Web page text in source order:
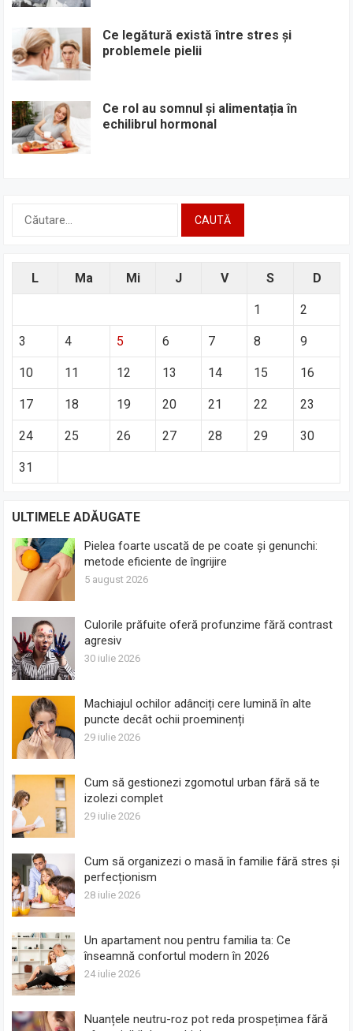
Ce legătură există între stres și
problemele pielii
Ce rol au somnul și alimentația în
echilibrul hormonal
L Ma Mi J V S D
1 2
3 4 5 6 7 8 9
10 11 12 13 14 15 16
17 18 19 20 21 22 23
24 25 26 27 28 29 30
31
ULTIMELE ADĂUGATE
Pielea foarte uscată de pe coate și genunchi:
metode eficiente de îngrijire
5 august 2026
Culorile prăfuite oferă profunzime fără contrast
agresiv
30 iulie 2026
Machiajul ochilor adânciți cere lumină în alte
puncte decât ochii proeminenți
29 iulie 2026
Cum să gestionezi zgomotul urban fără să te
izolezi complet
29 iulie 2026
Cum să organizezi o masă în familie fără stres și
perfecționism
28 iulie 2026
Un apartament nou pentru familia ta: Ce
înseamnă confortul modern în 2026
24 iulie 2026
Nuanțele neutru-roz pot reda prospețimea fără